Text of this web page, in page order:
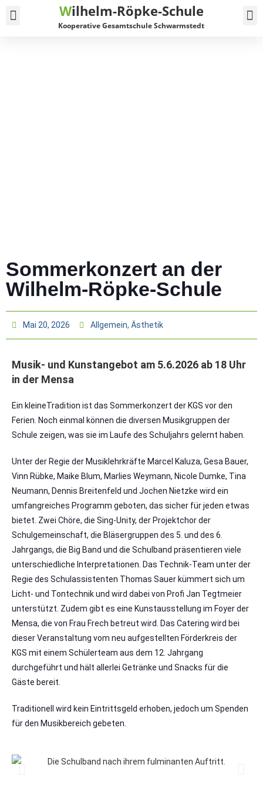
Wilhelm-Röpke-Schule
Kooperative Gesamtschule Schwarmstedt
Sommerkonzert an der
Wilhelm-Röpke-Schule
Mai 20, 2026 Allgemein, Ästhetik
Musik- und Kunstangebot am 5.6.2026 ab 18 Uhr
in der Mensa
Ein kleineTradition ist das Sommerkonzert der KGS vor den
Ferien. Noch einmal können die diversen Musikgruppen der
Schule zeigen, was sie im Laufe des Schuljahrs gelernt haben.
Unter der Regie der Musiklehrkräfte Marcel Kaluza, Gesa Bauer,
Vinn Rübke, Maike Blum, Marlies Weymann, Nicole Dumke, Tina
Neumann, Dennis Breitenfeld und Jochen Nietzke wird ein
umfangreiches Programm geboten, das sicher für jeden etwas
bietet. Zwei Chöre, die Sing-Unity, der Projektchor der
Schulgemeinschaft, die Bläsergruppen des 5. und des 6.
Jahrgangs, die Big Band und die Schulband präsentieren viele
unterschiedliche Interpretationen. Das Technik-Team unter der
Regie des Schulassistenten Thomas Sauer kümmert sich um
Licht- und Tontechnik und wird dabei von Profi Jan Tegtmeier
unterstützt. Zudem gibt es eine Kunstausstellung im Foyer der
Mensa, die von Frau Frech betreut wird. Das Catering wird bei
dieser Veranstaltung vom neu aufgestellten Förderkreis der
KGS mit einem Schülerteam aus dem 12. Jahrgang
durchgeführt und hält allerlei Getränke und Snacks für die
Gäste bereit.
Traditionell wird kein Eintrittsgeld erhoben, jedoch um Spenden
für den Musikbereich gebeten.